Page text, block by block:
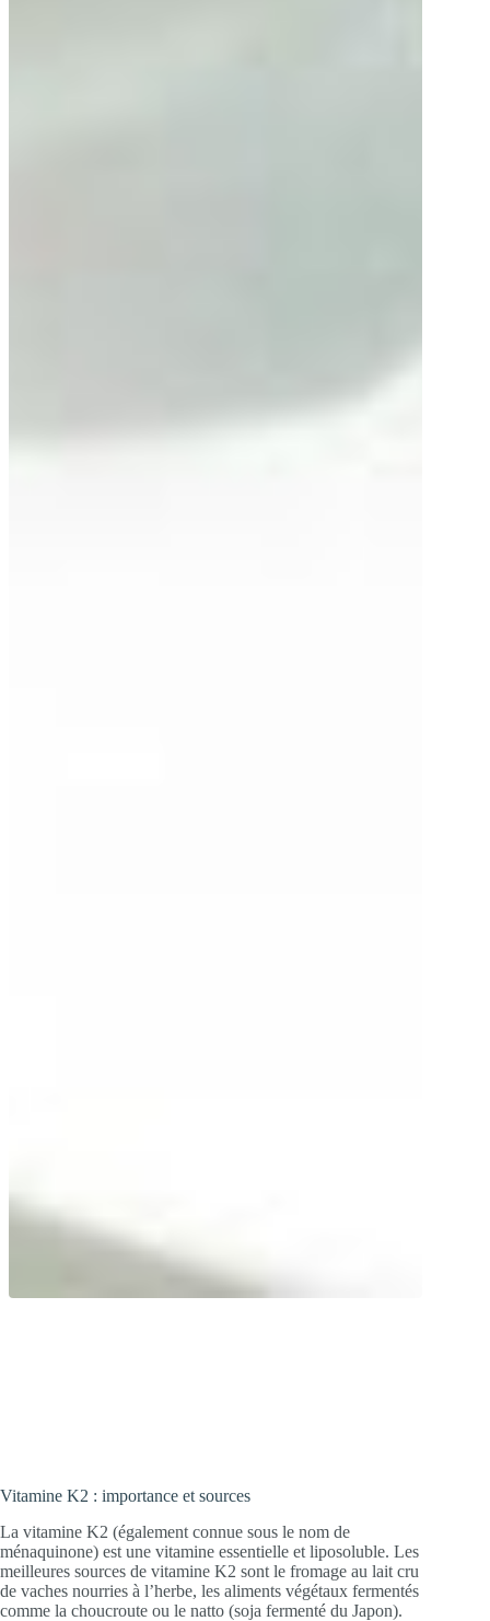
Vitamine K2 : importance et sources
La vitamine K2 (également connue sous le nom de
ménaquinone) est une vitamine essentielle et liposoluble. Les
meilleures sources de vitamine K2 sont le fromage au lait cru
de vaches nourries à l’herbe, les aliments végétaux fermentés
comme la choucroute ou le natto (soja fermenté du Japon).